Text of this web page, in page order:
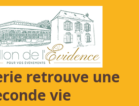
retrouve une
vie